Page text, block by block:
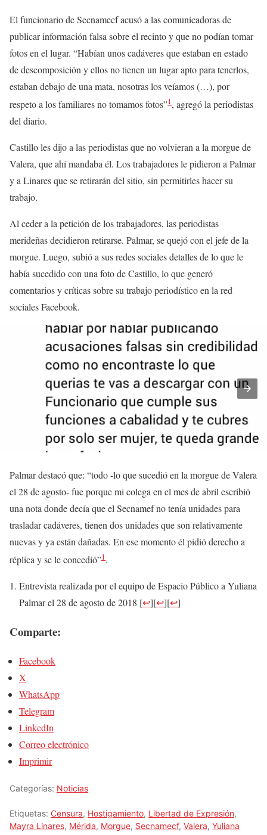
El funcionario de Secnamecf acusó a las comunicadoras de
publicar información falsa sobre el recinto y que no podían tomar
fotos en el lugar. “Habían unos cadáveres que estaban en estado
de descomposición y ellos no tienen un lugar apto para tenerlos,
estaban debajo de una mata, nosotras los veíamos (…), por
respeto a los familiares no tomamos fotos”1, agregó la periodistas
del diario.
Castillo les dijo a las periodistas que no volvieran a la morgue de
Valera, que ahí mandaba él. Los trabajadores le pidieron a Palmar
y a Linares que se retirarán del sitio, sin permitirles hacer su
trabajo.
Al ceder a la petición de los trabajadores, las periodistas
merideñas decidieron retirarse. Palmar, se quejó con el jefe de la
morgue. Luego, subió a sus redes sociales detalles de lo que le
había sucedido con una foto de Castillo, lo que generó
comentarios y críticas sobre su trabajo periodístico en la red
sociales Facebook.
Palmar destacó que: “todo -lo que sucedió en la morgue de Valera
el 28 de agosto- fue porque mi colega en el mes de abril escribió
una nota donde decía que el Secnamef no tenía unidades para
trasladar cadáveres, tienen dos unidades que son relativamente
nuevas y ya están dañadas. En ese momento él pidió derecho a
réplica y se le concedió”1.
Entrevista realizada por el equipo de Espacio Público a Yuliana
Palmar el 28 de agosto de 2018 [↩][↩][↩]
Comparte:
Facebook
X
WhatsApp
Telegram
LinkedIn
Correo electrónico
Imprimir
Categorías: Noticias
Etiquetas: Censura, Hostigamiento, Libertad de Expresión,
Mayra Linares, Mérida, Morgue, Secnamecf, Valera, Yuliana